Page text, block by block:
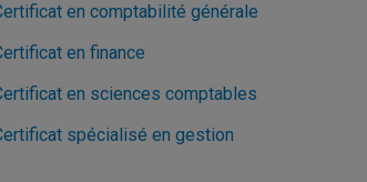
en comptabilité générale
en finance
en sciences comptables
spécialisé en gestion